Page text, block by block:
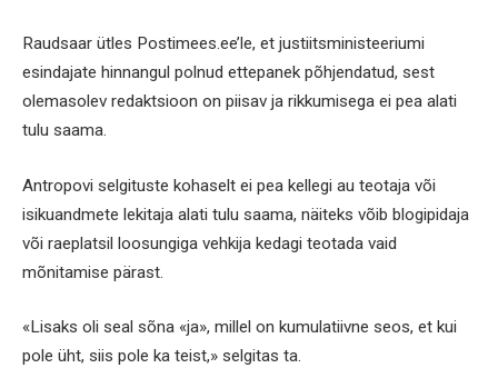
Raudsaar ütles Postimees.ee’le, et justiitsministeeriumi
esindajate hinnangul polnud ettepanek põhjendatud, sest
olemasolev redaktsioon on piisav ja rikkumisega ei pea alati
tulu saama.
Antropovi selgituste kohaselt ei pea kellegi au teotaja või
isikuandmete lekitaja alati tulu saama, näiteks võib blogipidaja
või raeplatsil loosungiga vehkija kedagi teotada vaid
mõnitamise pärast.
«Lisaks oli seal sõna «ja», millel on kumulatiivne seos, et kui
pole üht, siis pole ka teist,» selgitas ta.